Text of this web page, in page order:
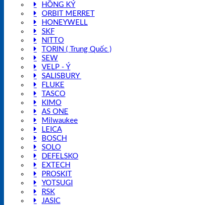
HỒNG KÝ
ORBIT MERRET
HONEYWELL
SKF
NITTO
TORIN ( Trung Quốc )
SEW
VELP - Ý
SALISBURY
FLUKE
TASCO
KIMO
AS ONE
Milwaukee
LEICA
BOSCH
SOLO
DEFELSKO
EXTECH
PROSKIT
YOTSUGI
RSK
JASIC